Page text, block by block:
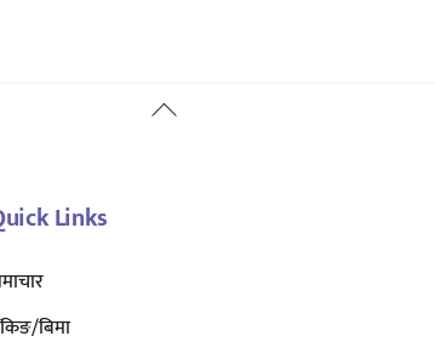
Back
Links
बिमा